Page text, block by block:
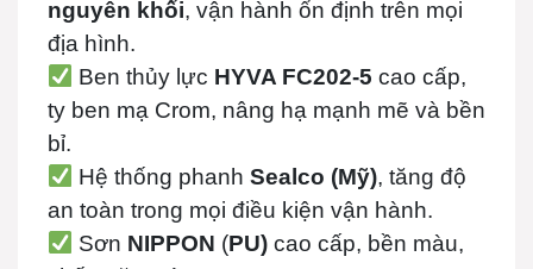
nguyên khối, vận hành ổn định trên mọi
địa hình.
Ben thủy lực HYVA FC202-5 cao cấp,
ty ben mạ Crom, nâng hạ mạnh mẽ và bền
bỉ.
Hệ thống phanhSealco (Mỹ), tăng độ
an toàn trong mọi điều kiện vận hành.
Sơn NIPPON (PU)cao cấp, bền màu,